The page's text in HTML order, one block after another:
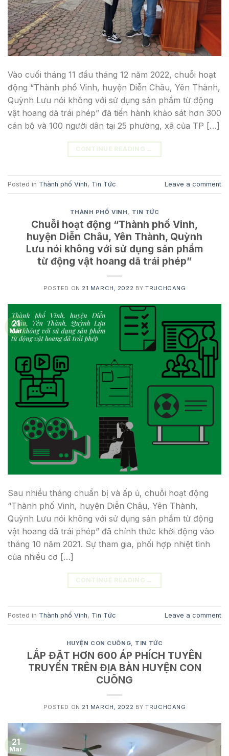
Vào cuối tháng 11 đầu tháng 12 năm 2022, chuỗi hoạt
động “Thành phố Vinh, huyện Diễn Châu, Yên Thành,
Quỳnh Lưu nói không với sử dụng sản phẩm từ động
vật hoang dã trái phép” đã tiến hành khảo sát hơn 300
cán bộ và 100 người dân tại 25 phường, xã của TP […]
CONTINUE READING →
Posted in Thành phố Vinh, Tin Tức Leave a comment
THÀNH PHỐ VINH, TIN TỨC
Chuỗi hoạt động “Thành phố Vinh,
huyện Diễn Châu, Yên Thành, Quỳnh
Lưu nói không với sử dụng sản phẩm
từ động vật hoang dã trái phép”
POSTED ON 21 MARCH, 2022 BYTRUCHOANG
21
Mar
Sau nhiều tháng chuẩn bị và ấp ủ, chuỗi hoạt động
“Thành phố Vinh, huyện Diễn Châu, Yên Thành,
Quỳnh Lưu nói không với sử dụng sản phẩm từ động
vật hoang dã trái phép” đã chính thức khởi động vào
tháng 10 năm 2021. Sự tham gia, phối hợp nhiệt tình
của nhiều cơ […]
CONTINUE READING →
Posted in Thành phố Vinh, Tin Tức Leave a comment
HUYỆN CON CUÔNG, TIN TỨC
LẮP ĐẶT HƠN 600 ÁP PHÍCH TUYÊN
TRUYỀN TRÊN ĐỊA BÀN HUYỆN CON
CUÔNG
POSTED ON 21 MARCH, 2022 BYTRUCHOANG
21
Mar